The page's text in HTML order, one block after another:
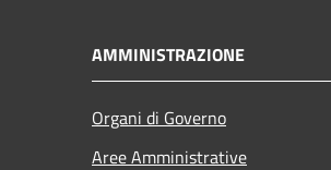
AMMINISTRAZIONE
Organi di Governo
Aree Amministrative